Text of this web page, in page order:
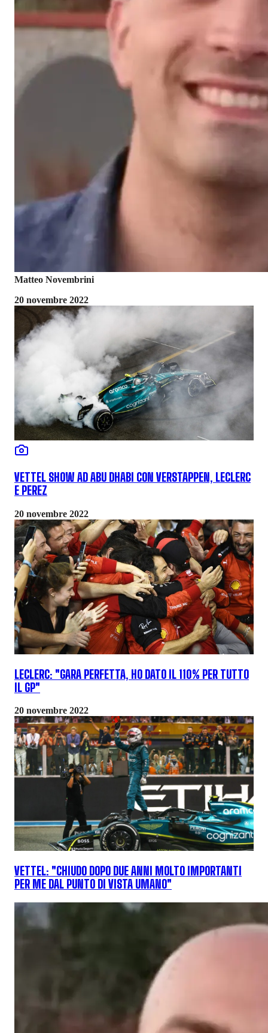
Matteo Novembrini
20 novembre 2022
VETTEL SHOW AD ABU DHABI CON VERSTAPPEN, LECLERC
E PEREZ
20 novembre 2022
LECLERC: "GARA PERFETTA, HO DATO IL 110% PER TUTTO
IL GP"
20 novembre 2022
VETTEL: "CHIUDO DOPO DUE ANNI MOLTO IMPORTANTI
PER ME DAL PUNTO DI VISTA UMANO"